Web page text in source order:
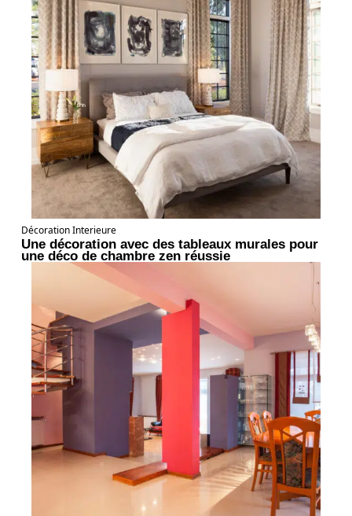
Décoration Interieure
Une décoration avec des tableaux murales pour
une déco de chambre zen réussie